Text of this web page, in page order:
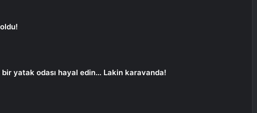
bir yatak odası hayal edin… Lakin karavanda!